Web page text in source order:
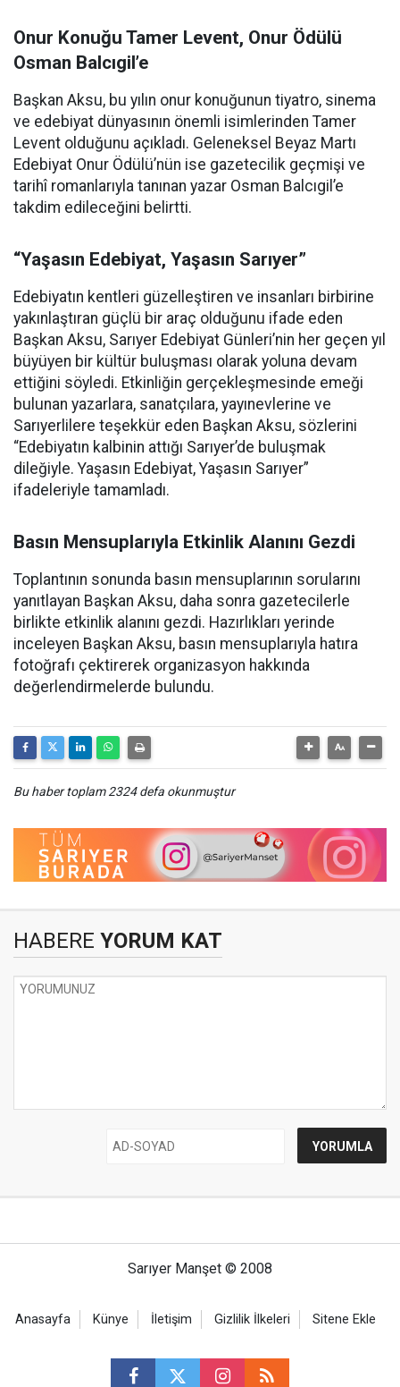
Onur Konuğu Tamer Levent, Onur Ödülü
Osman Balcıgil’e
Başkan Aksu, bu yılın onur konuğunun tiyatro, sinema
ve edebiyat dünyasının önemli isimlerinden Tamer
Levent olduğunu açıkladı. Geleneksel Beyaz Martı
Edebiyat Onur Ödülü’nün ise gazetecilik geçmişi ve
tarihî romanlarıyla tanınan yazar Osman Balcıgil’e
takdim edileceğini belirtti.
“Yaşasın Edebiyat, Yaşasın Sarıyer”
Edebiyatın kentleri güzelleştiren ve insanları birbirine
yakınlaştıran güçlü bir araç olduğunu ifade eden
Başkan Aksu, Sarıyer Edebiyat Günleri’nin her geçen yıl
büyüyen bir kültür buluşması olarak yoluna devam
ettiğini söyledi. Etkinliğin gerçekleşmesinde emeği
bulunan yazarlara, sanatçılara, yayınevlerine ve
Sarıyerlilere teşekkür eden Başkan Aksu, sözlerini
“Edebiyatın kalbinin attığı Sarıyer’de buluşmak
dileğiyle. Yaşasın Edebiyat, Yaşasın Sarıyer”
ifadeleriyle tamamladı.
Basın Mensuplarıyla Etkinlik Alanını Gezdi
Toplantının sonunda basın mensuplarının sorularını
yanıtlayan Başkan Aksu, daha sonra gazetecilerle
birlikte etkinlik alanını gezdi. Hazırlıkları yerinde
inceleyen Başkan Aksu, basın mensuplarıyla hatıra
fotoğrafı çektirerek organizasyon hakkında
değerlendirmelerde bulundu.
Bu haber toplam 2324 defa okunmuştur
HABERE YORUM KAT
Sarıyer Manşet © 2008
Anasayfa Künye İletişim Gizlilik İlkeleri Sitene Ekle